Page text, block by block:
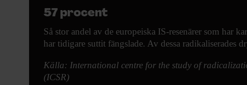
57 procent
Så stor andel av de europeiska IS-resenärer som har
har tidigare suttit fängslade. Av dessa radikaliserades
Källa: International centre for the study of
(ICSR)